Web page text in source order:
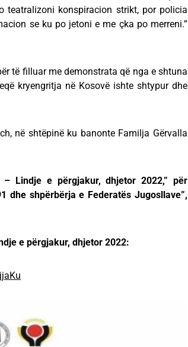
teatralizoni konspiracion strikt, por policia
se ku po jetoni e me çka po merreni.”
të filluar me demonstrata që nga e shtuna
kryengritja në Kosovë ishte shtypur dhe
në shtëpinë ku banonte Familja Gërvalla
Lindje e përgjakur, dhjetor 2022,” për
dhe shpërbërja e Federatës Jugosllave”,
e përgjakur, dhjetor 2022: